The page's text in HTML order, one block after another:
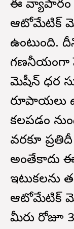
ఈ వ్యాపారం
ఆటోమేటిక్
ఉంటుంది.
గణనీయంగా
మెషీన్ ధర
రూపాయలు
కలపడం
వరకూ
అంతేకాదు
ఇటుకలను
ఆటోమేటిక్
మీరు రోజూ